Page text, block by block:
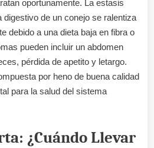
oportunamente. La estasis
de un conejo se ralentiza
debido a una dieta baja en fibra o
pueden incluir un abdomen
pérdida de apetito y letargo.
por heno de buena calidad
para la salud del sistema
¿Cuándo Llevar